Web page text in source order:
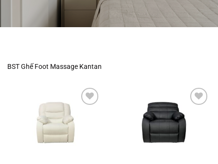
BST Ghế Foot Massage Kantan
wishlist